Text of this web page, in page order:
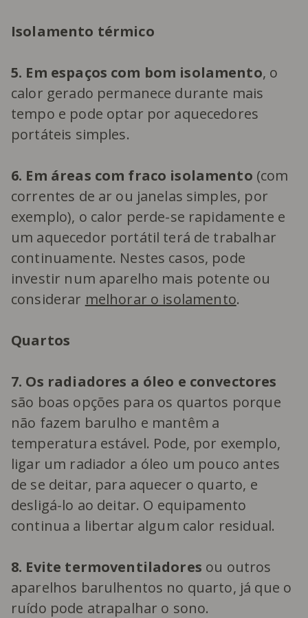
Isolamento térmico
5. Em espaços com bom isolamento, o
calor gerado permanece durante mais
tempo e pode optar por aquecedores
portáteis simples.
6. Em áreas com fraco isolamento (com
correntes de ar ou janelas simples, por
exemplo), o calor perde-se rapidamente e
um aquecedor portátil terá de trabalhar
continuamente. Nestes casos, pode
investir num aparelho mais potente ou
considerar melhorar o isolamento.
Quartos
7. Os radiadores a óleo e convectores
são boas opções para os quartos porque
não fazem barulho e mantêm a
temperatura estável. Pode, por exemplo,
ligar um radiador a óleo um pouco antes
de se deitar, para aquecer o quarto, e
desligá-lo ao deitar. O equipamento
continua a libertar algum calor residual.
8. Evite termoventiladores ou outros
aparelhos barulhentos no quarto, já que o
ruído pode atrapalhar o sono.